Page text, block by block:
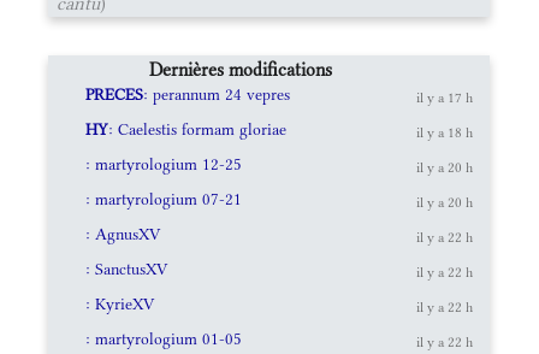
Dernières modifications
PRECES: perannum 24 vepres il y a 17 h
HY: Caelestis formam gloriae il y a 18 h
: martyrologium 12-25 il y a 20 h
: martyrologium 07-21 il y a 20 h
: AgnusXV il y a 22 h
: SanctusXV il y a 22 h
: KyrieXV il y a 22 h
: martyrologium 01-05 il y a 22 h